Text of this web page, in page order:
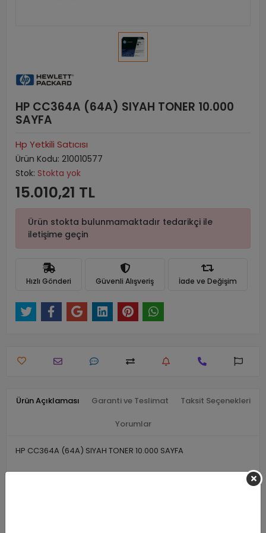
HP CC364A (64A) SIYAH TONER 10.000
SAYFA
Hp Yetkili Satıcısı
Ürün Kodu: 210010577
Stok: Stokta yok
15.010,21 TL
Ürün stokta bulunmamaktadır tedarikçi ile
iletişime geçin
Hızlı Gönderi Güvenli Alışveriş İade ve Değişim
Ürün Açıklaması Garanti ve Teslimat Taksit Seçenekleri
Yorumlar
HP CC364A (64A) SIYAH TONER 10.000 SAYFA